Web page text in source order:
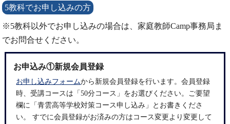
5教科でお申し込みの方
※5教科以外でお申し込みの場合は、家庭教師Camp事務局ま
でお問合せください。
お申込み①新規会員登録
お申し込みフォームから新規会員登録を行います。会員登録
時、受講コースは「50分コース」をお選びください。ご要望
欄に「青雲高等学校対策コース申し込み」とお書きくださ
い。 すでに会員登録がお済みの方はコース変更より変更して